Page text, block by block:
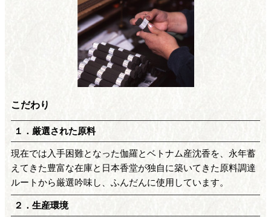
こだわり
１．厳選された原料
現在では入手困難となった伽羅とベトナム産沈香を、永年蓄
えてきた豊富な在庫と日本香堂が独自に築いてきた原料調達
ルートから厳選吟味し、ふんだんに使用しています。
２．生産環境